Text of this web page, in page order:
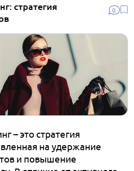
0
стратегия
– это стратегия
на удержание
и повышение